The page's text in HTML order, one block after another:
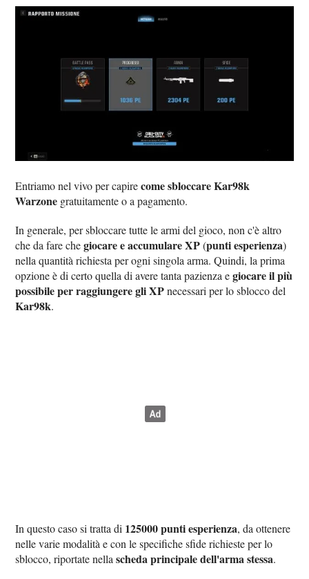
Entriamo nel vivo per capirecome sbloccare Kar98k
Warzone gratuitamente o a pagamento.
In generale, per sbloccare tutte le armi del gioco, non c'è altro
che da fare chegiocare e accumulare XP(punti esperienza)
nella quantità richiesta per ogni singola arma. Quindi, la prima
opzione è di certo quella di avere tanta pazienza egiocare il più
possibile per raggiungere gli XPnecessari per lo sblocco del
Kar98k.
In questo caso si tratta di 125000 punti esperienza, da ottenere
nelle varie modalità e con le specifiche sfide richieste per lo
sblocco, riportate nellascheda principale dell'arma stessa.